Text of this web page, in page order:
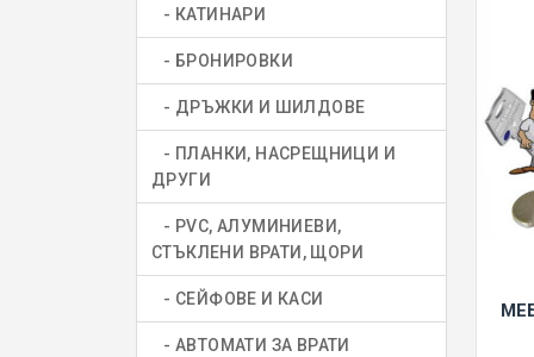
- КАТИНАРИ
- БРОНИРОВКИ
- ДРЪЖКИ И ШИЛДОВЕ
- ПЛАНКИ, НАСРЕЩНИЦИ И
ДРУГИ
- PVC, АЛУМИНИЕВИ,
СТЪКЛЕНИ ВРАТИ, ЩОРИ
- СЕЙФОВЕ И КАСИ
- АВТОМАТИ ЗА ВРАТИ